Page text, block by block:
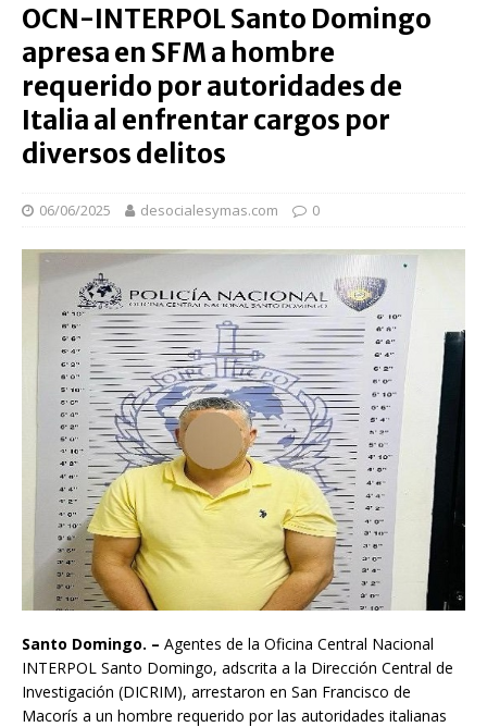
OCN-INTERPOL Santo Domingo
apresa en SFM a hombre
requerido por autoridades de
Italia al enfrentar cargos por
diversos delitos
06/06/2025 desocialesymas.com 0
Santo Domingo. – Agentes de la Oficina Central Nacional
INTERPOL Santo Domingo, adscrita a la Dirección Central de
Investigación (DICRIM), arrestaron en San Francisco de
Macorís a un hombre requerido por las autoridades italianas